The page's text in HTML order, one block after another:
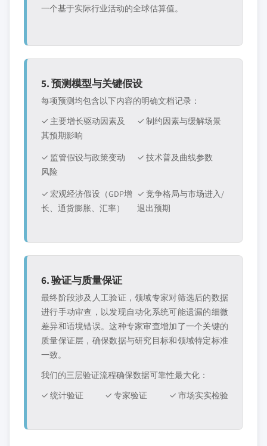
一个基于实际行业活动的全球估算值。
5. 预测模型与关键假设
每项预测均包含以下内容的明确文档记录：
✓ 主要增长驱动因素及
其预期影响
✓ 制约因素与缓解场景
✓ 监管假设与政策变动
风险
✓ 技术普及曲线参数
✓ 宏观经济假设（GDP增
长、通货膨胀、汇率）
✓ 竞争格局与市场进入/
退出预期
6. 验证与质量保证
最终阶段涉及人工验证，领域专家对筛选后的数据
进行手动审查，以发现自动化系统可能遗漏的细微
差异和语境错误。这种专家审查增加了一个关键的
质量保证层，确保数据与研究目标和领域特定标准
一致。
我们的三层验证流程确保数据可靠性最大化：
✓ 统计验证
✓ 专家验证 ✓ 市场实实检验